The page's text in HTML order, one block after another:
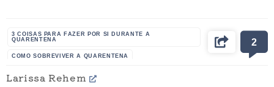
3 COISAS PARA FAZER POR SI DURANTE A
QUARENTENA
COMO SOBREVIVER A QUARENTENA
2
Larissa Rehem